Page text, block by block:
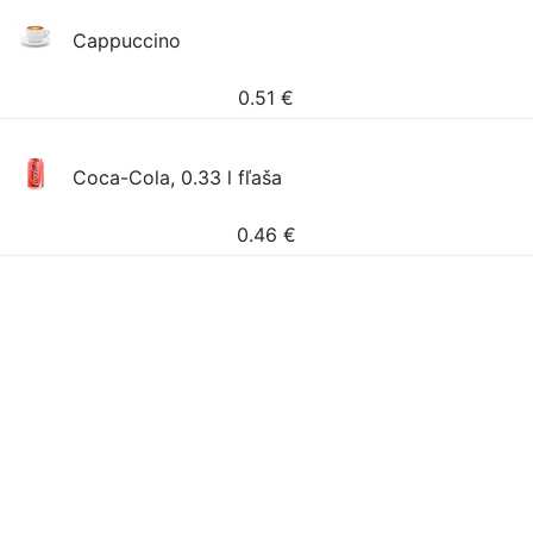
Cappuccino
0.51 €
Coca-Cola, 0.33 l fľaša
0.46 €